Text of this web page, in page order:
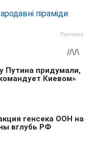
піраміди.